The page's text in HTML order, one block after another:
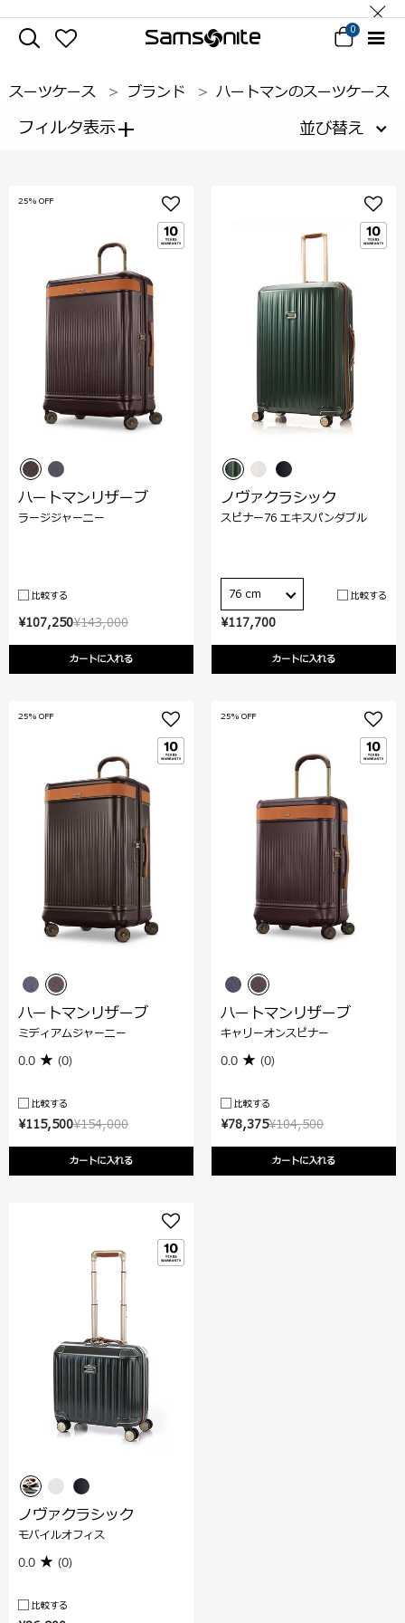
0
スーツケース ブランド ハートマンのスーツケース
フィルタ表示+ 並び替え
¥143,000
¥107,250
カートに入れる
25% OFF
ハートマンリザーブ
ラージジャーニー
比較する
¥117,700
カートに入れる
ノヴァクラシック
スピナー76 エキスパンダブル
76 cm 比較する
¥154,000
¥115,500
カートに入れる
25% OFF
ハートマンリザーブ
ミディアムジャーニー
0.0 (0)
比較する
¥104,500
¥78,375
カートに入れる
25% OFF
ハートマンリザーブ
キャリーオンスピナー
0.0 (0)
比較する
ノヴァクラシック
モバイルオフィス
0.0 (0)
比較する